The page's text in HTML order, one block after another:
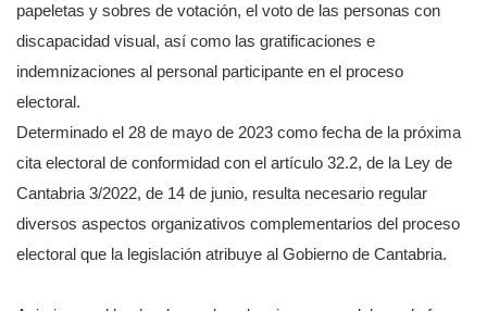
papeletas y sobres de votación, el voto de las personas con
discapacidad visual, así como las gratificaciones e
indemnizaciones al personal participante en el proceso
electoral.
Determinado el 28 de mayo de 2023 como fecha de la próxima
cita electoral de conformidad con el artículo 32.2, de la Ley de
Cantabria 3/2022, de 14 de junio, resulta necesario regular
diversos aspectos organizativos complementarios del proceso
electoral que la legislación atribuye al Gobierno de Cantabria.